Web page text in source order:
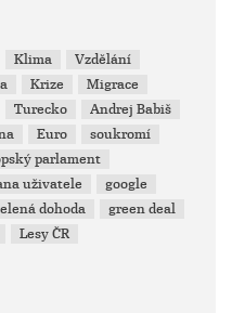
Klima
Vzdělání
Krize
Migrace
Turecko
Andrej Babiš
Euro
soukromí
parlament
uživatele
google
dohoda
green deal
Lesy ČR